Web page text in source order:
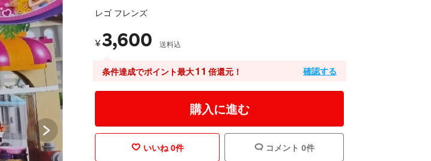
レゴ フレンズ
¥3,600 送料込
条件達成でポイント最大11 倍還元！ 確認する
購入に進む
いいね 0件 コメント 0件